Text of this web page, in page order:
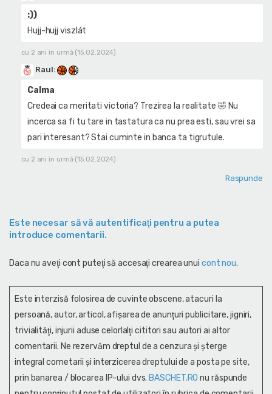
:))
Hujj-hujj viszlát
cu 2 ani în urmă (15.02.2024)
Raul:
Calma
Credeai ca meritati victoria? Trezirea la realitate 🤣 Nu
incerca sa fi tu tare in tastatura ca nu prea esti, sau vrei sa
pari interesant? Stai cuminte in banca ta tigrutule.
cu 2 ani în urmă (15.02.2024)
Raspunde
Este necesar să vă autentificaţi pentru a putea
introduce comentarii.
Daca nu aveţi cont puteţi să accesaţi crearea unui cont nou.
Este interzisă folosirea de cuvinte obscene, atacuri la
persoană, autor, articol, afişarea de anunţuri publicitare, jigniri,
trivialităţi, injurii aduse celorlalţi cititori sau autori ai altor
comentarii. Ne rezervăm dreptul de a cenzura și şterge
integral cometarii și interzicerea dreptului de a posta pe site,
prin banarea / blocarea IP-ului dvs. BASCHET.RO nu răspunde